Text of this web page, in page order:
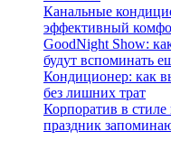
Канальные
эффективный
GoodNight Show:
будут вспоминать
Кондиционер: как
без лишних трат
Корпоратив в
праздник